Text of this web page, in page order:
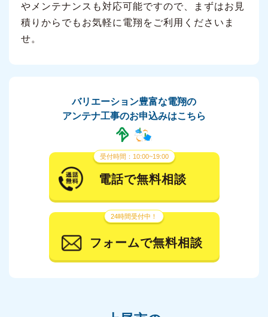
やメンテナンスも対応可能ですので、まずはお見
積りからでもお気軽に電翔をご利用くださいま
せ。
バリエーション豊富な電翔の
アンテナ工事のお申込みはこちら
受付時間：10:00~19:00
電話で無料相談
24時間受付中！
フォームで無料相談